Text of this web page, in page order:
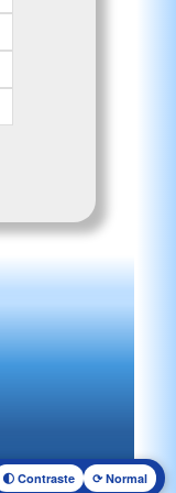
🌓 Contraste ⟳ Normal